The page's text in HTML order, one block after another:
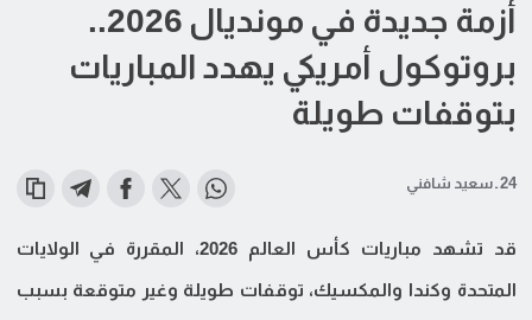
أزمة جديدة في مونديال 2026..
بروتوكول أمريكي يهدد المباريات
بتوقفات طويلة
24 ـ سعيد شافني
قد تشهد مباريات كأس العالم 2026، المقررة في الولايات
المتحدة وكندا والمكسيك، توقفات طويلة وغير متوقعة بسبب